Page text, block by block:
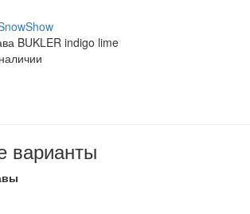
BUKLER indigo lime
варианты